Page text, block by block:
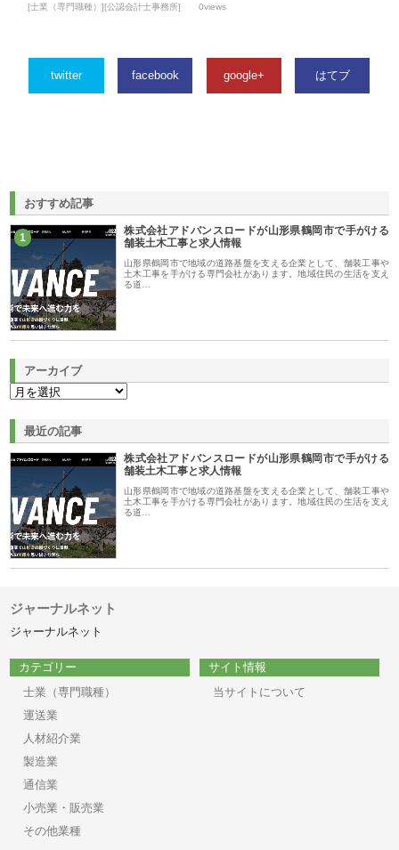
[士業（専門職種）][公認会計士事務所] 0views
twitter facebook google+ はてブ
おすすめ記事
1
株式会社アドバンスロードが山形県鶴岡市で手がける
舗装土木工事と求人情報
山形県鶴岡市で地域の道路基盤を支える企業として、舗装工事や
土木工事を手がける専門会社があります。地域住民の生活を支え
る道…
アーカイブ
最近の記事
株式会社アドバンスロードが山形県鶴岡市で手がける
舗装土木工事と求人情報
山形県鶴岡市で地域の道路基盤を支える企業として、舗装工事や
土木工事を手がける専門会社があります。地域住民の生活を支え
る道…
ジャーナルネット
ジャーナルネット
カテゴリー
士業（専門職種）
運送業
人材紹介業
製造業
通信業
小売業・販売業
その他業種
サイト情報
当サイトについて